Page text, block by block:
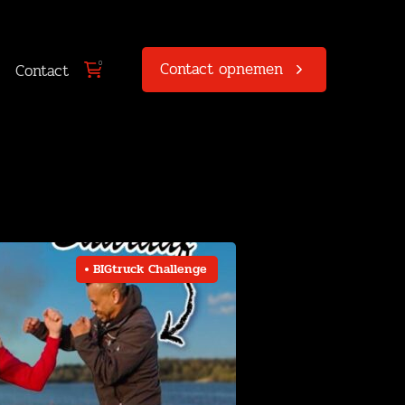
Contact 0 Contact opnemen
BIGtruck Challenge